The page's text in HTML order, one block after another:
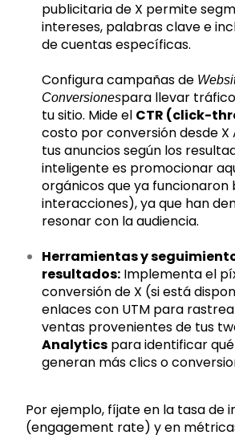
publicitaria de X permite
intereses, palabras clave e
de cuentas específicas.
Configura campañas de
Conversionespara llevar
tu sitio. Mide el CTR (click-
costo por conversión desde X
tus anuncios según los
inteligente es promocionar
orgánicos que ya funcionaron
interacciones), ya que han
resonar con la audiencia.
Herramientas y
resultados: Implementa el
conversión de X (si está
enlaces con UTM para
ventas provenientes de tus
Analytics para identificar
generan más clics o
Por ejemplo, fíjate en la tasa de
(engagement rate) y en